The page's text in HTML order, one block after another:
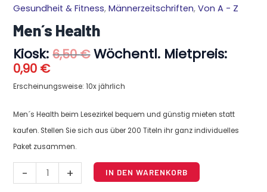
Gesundheit & Fitness,Männerzeitschriften,Von A - Z
Men´s Health
Kiosk: 6,50€
Ursprünglicher
Preis
war:
6,50 €
Wöchentl. Mietpreis:
0,90 €
Aktueller
Preis
ist:
0,90 €.
Erscheinungsweise: 10x jährlich
Men´s Health beim Lesezirkel bequem und günstig mieten statt
kaufen. Stellen Sie sich aus über 200 Titeln ihr ganz individuelles
Paket zusammen.
-
Men
´s
Health
Menge
+ IN DEN WARENKORB